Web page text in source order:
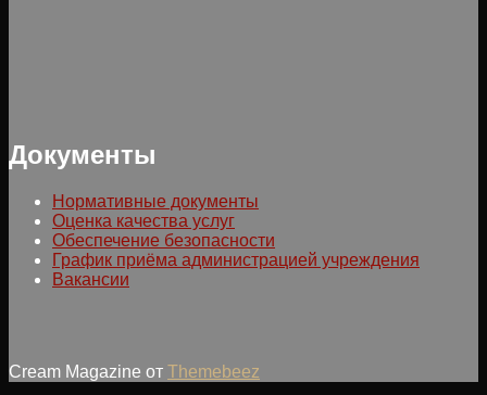
Документы
Нормативные документы
Оценка качества услуг
Обеспечение безопасности
График приёма администрацией учреждения
Вакансии
Cream Magazine от Themebeez